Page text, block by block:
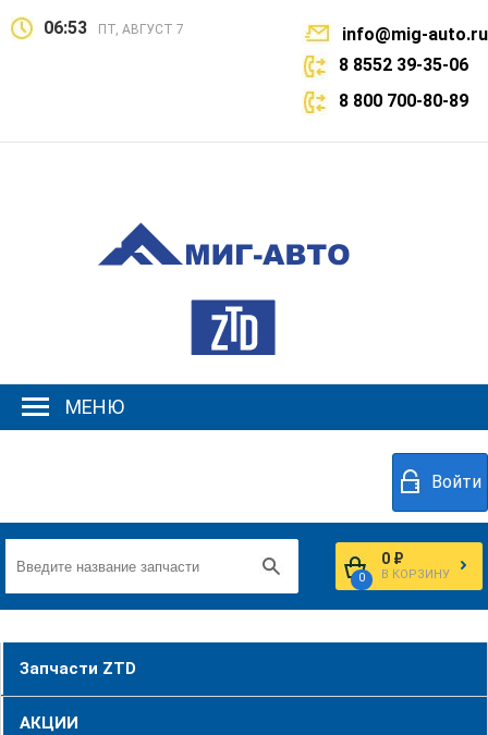
06:53 ПТ, АВГУСТ 7
info@mig-auto.ru
8 8552 39-35-06
8 800 700-80-89
МЕНЮ
Войти
0
0 ₽
В КОРЗИНУ
Запчасти ZTD
АКЦИИ